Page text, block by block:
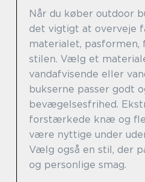
Når du køber outdoor
det vigtigt at overveje
materialet, pasformen,
stilen. Vælg et
vandafvisende eller
bukserne passer godt
bevægelsesfrihed.
forstærkede knæ og
være nyttige under
Vælg også en stil, der
og personlige smag.